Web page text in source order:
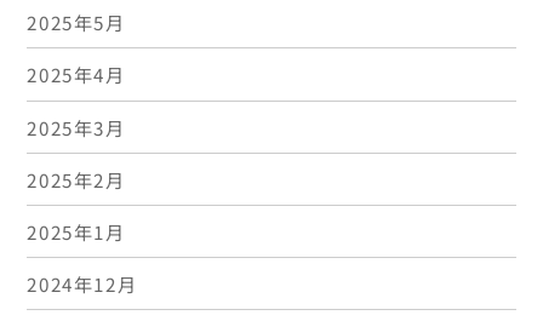
2025年5月
2025年4月
2025年3月
2025年2月
2025年1月
2024年12月